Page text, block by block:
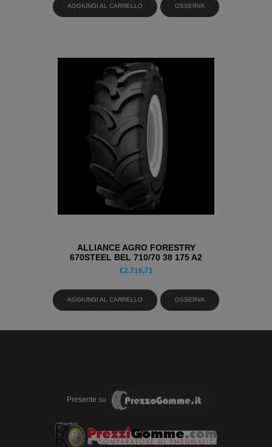
AGGIUNGI AL CARRELLO OSSERVA
ALLIANCE AGRO FORESTRY
670STEEL BEL 710/70 38 175 A2
PNEUMATICI ESTIVI
€2.716,71
AGGIUNGI AL CARRELLO OSSERVA
Presente su